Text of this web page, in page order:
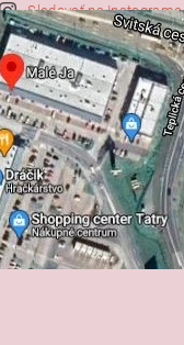
Sledovať na Instagrame